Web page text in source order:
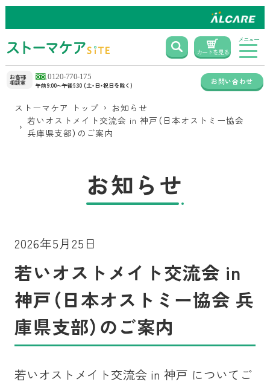
カートを見る
メニュー
お客様
相談室 午前9:00〜午後5:30 (土・日・祝日を除く) お問い合わせ
ストーマケア トップ
お知らせ
若いオストメイト交流会 in 神戸（日本オストミー協会
兵庫県支部）のご案内
お知らせ
2026年5月25日
若いオストメイト交流会 in
神戸（日本オストミー協会 兵
庫県支部）のご案内
若いオストメイト交流会 in 神戸 についてご